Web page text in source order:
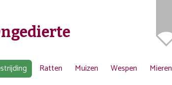
Ratten Muizen Wespen Mieren